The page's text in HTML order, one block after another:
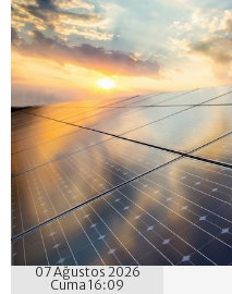
07 Ağustos 2026
Cuma 16:09